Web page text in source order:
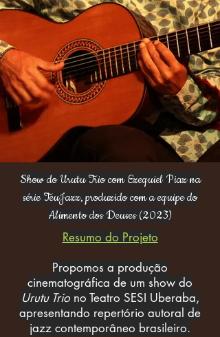
Show do Urutu Trio com Ezequiel Piaz na
série TeuJazz, produzido com a equipe do
Alimento dos Deuses (2023)
Resumo do Projeto
Propomos a produção
cinematográfica de um show do
Urutu Triono Teatro SESI Uberaba,
apresentando repertório autoral de
jazz contemporâneo brasileiro.